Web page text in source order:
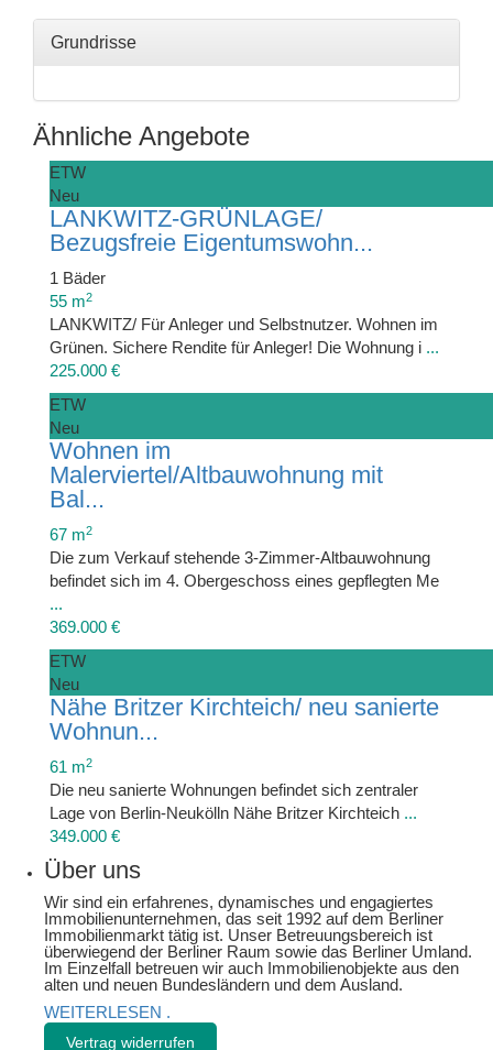
Grundrisse
Ähnliche Angebote
ETW
Neu
LANKWITZ-GRÜNLAGE/
Bezugsfreie Eigentumswohn...
1 Bäder
55 m2
LANKWITZ/ Für Anleger und Selbstnutzer. Wohnen im
Grünen. Sichere Rendite für Anleger! Die Wohnung i ...
225.000 €
ETW
Neu
Wohnen im
Malerviertel/Altbauwohnung mit
Bal...
67 m2
Die zum Verkauf stehende 3-Zimmer-Altbauwohnung
befindet sich im 4. Obergeschoss eines gepflegten Me
...
369.000 €
ETW
Neu
Nähe Britzer Kirchteich/ neu sanierte
Wohnun...
61 m2
Die neu sanierte Wohnungen befindet sich zentraler
Lage von Berlin-Neukölln Nähe Britzer Kirchteich ...
349.000 €
Über uns
Wir sind ein erfahrenes, dynamisches und engagiertes
Immobilienunternehmen, das seit 1992 auf dem Berliner
Immobilienmarkt tätig ist. Unser Betreuungsbereich ist
überwiegend der Berliner Raum sowie das Berliner Umland.
Im Einzelfall betreuen wir auch Immobilienobjekte aus den
alten und neuen Bundesländern und dem Ausland.
WEITERLESEN .
Vertrag widerrufen